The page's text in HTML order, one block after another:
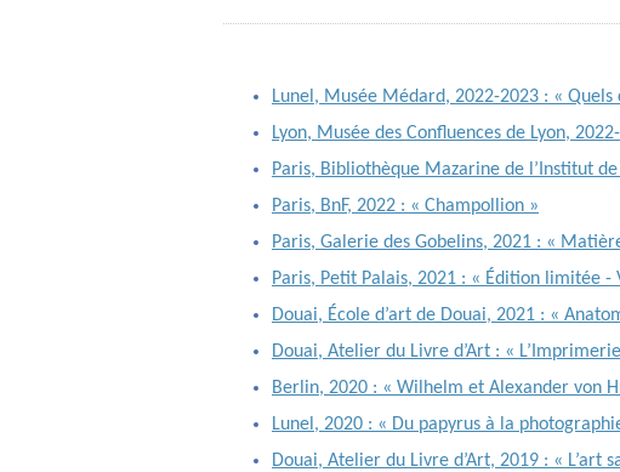
Lunel, Musée Médard, 2022-2023 : « Quels
Lyon, Musée des Confluences de Lyon,
Paris, Bibliothèque Mazarine de l’Institut
Paris, BnF, 2022 : « Champollion »
Paris, Galerie des Gobelins, 2021 : «
Paris, Petit Palais, 2021 : « Édition limitée
Douai, École d’art de Douai, 2021 : «
Douai, Atelier du Livre d’Art : «
Berlin, 2020 : « Wilhelm et Alexander von
Lunel, 2020 : « Du papyrus à la
Douai, Atelier du Livre d’Art, 2019 : « L’art